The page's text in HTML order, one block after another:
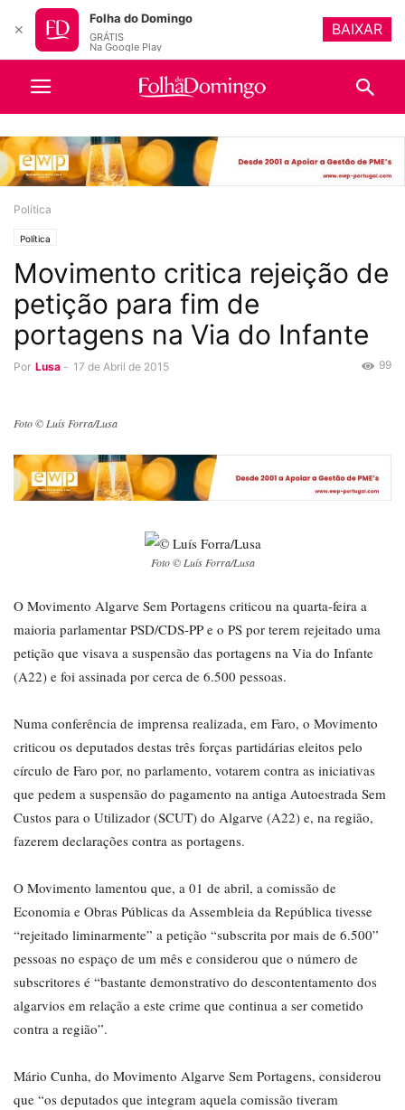
Política
Política
Movimento critica rejeição de
petição para fim de
portagens na Via do Infante
Por Lusa - 17 de Abril de 2015 99
Foto © Luís Forra/Lusa
Foto © Luís Forra/Lusa
O Movimento Algarve Sem Portagens criticou na quarta-feira a
maioria parlamentar PSD/CDS-PP e o PS por terem rejeitado uma
petição que visava a suspensão das portagens na Via do Infante
(A22) e foi assinada por cerca de 6.500 pessoas.
Numa conferência de imprensa realizada, em Faro, o Movimento
criticou os deputados destas três forças partidárias eleitos pelo
círculo de Faro por, no parlamento, votarem contra as iniciativas
que pedem a suspensão do pagamento na antiga Autoestrada Sem
Custos para o Utilizador (SCUT) do Algarve (A22) e, na região,
fazerem declarações contra as portagens.
O Movimento lamentou que, a 01 de abril, a comissão de
Economia e Obras Públicas da Assembleia da República tivesse
“rejeitado liminarmente” a petição “subscrita por mais de 6.500”
pessoas no espaço de um mês e considerou que o número de
subscritores é “bastante demonstrativo do descontentamento dos
algarvios em relação a este crime que continua a ser cometido
contra a região”.
Mário Cunha, do Movimento Algarve Sem Portagens, considerou
que “os deputados que integram aquela comissão tiveram
✕
Folha do Domingo
GRÁTIS
Na Google Play
BAIXAR